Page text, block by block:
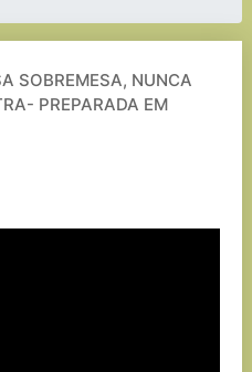
SOBREMESA, NUNCA
PREPARADA EM